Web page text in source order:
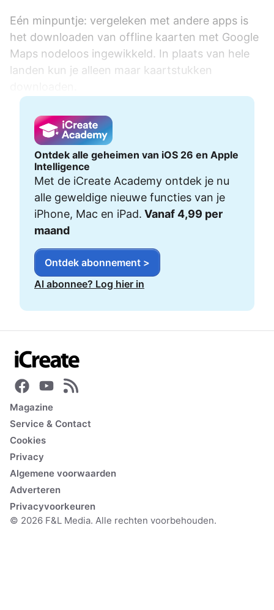
Eén minpuntje: vergeleken met andere apps is
het downloaden van offline kaarten met Google
Maps nodeloos ingewikkeld. In plaats van hele
landen kun je alleen maar kaartstukken
Ontdek alle geheimen van iOS 26 en Apple
Intelligence
Met de iCreate Academy ontdek je nu
alle geweldige nieuwe functies van je
iPhone, Mac en iPad. Vanaf 4,99 per
maand
Ontdek abonnement >
Al abonnee? Log hier in
Magazine
Service & Contact
Cookies
Privacy
Algemene voorwaarden
Adverteren
Privacyvoorkeuren
© 2026 F&L Media. Alle rechten voorbehouden.